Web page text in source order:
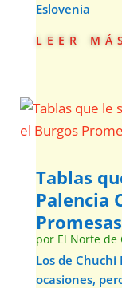
Eslovenia
leer
Tablas
Palencia
Promesas
por El Norte de
Los de
ocasiones,